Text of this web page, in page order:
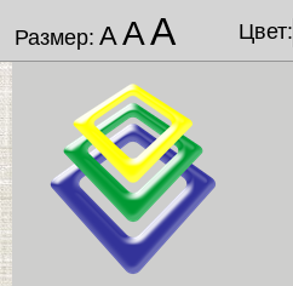
Размер: ААА Цвет: